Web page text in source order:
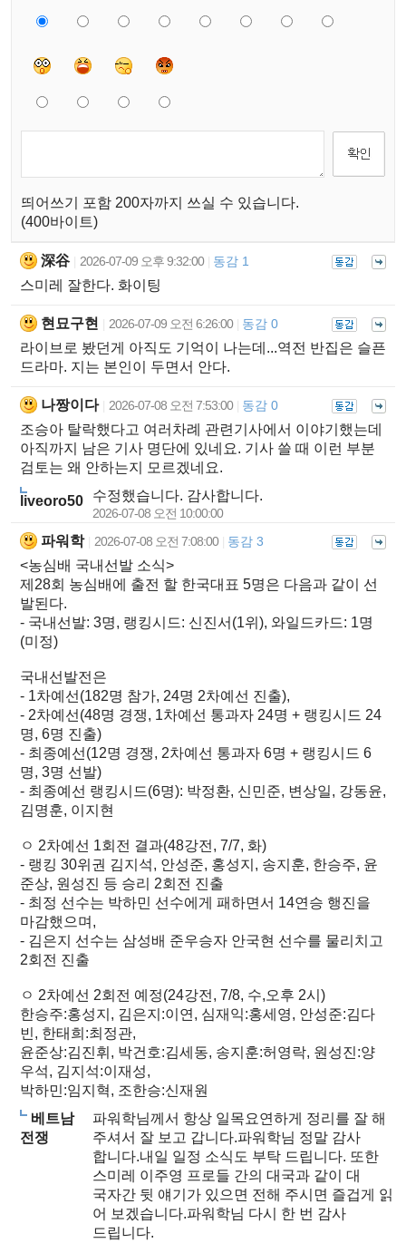
띄어쓰기 포함 200자까지 쓰실 수 있습니다.
(400바이트)
深谷 2026-07-09 오후 9:32:00 동감 1
스미레 잘한다. 화이팅
현묘구현 2026-07-09 오전 6:26:00 동감 0
라이브로 봤던게 아직도 기억이 나는데...역전 반집은 슬픈
드라마. 지는 본인이 두면서 안다.
나짱이다 2026-07-08 오전 7:53:00 동감 0
조승아 탈락했다고 여러차례 관련기사에서 이야기했는데
아직까지 남은 기사 명단에 있네요. 기사 쓸 때 이런 부분
검토는 왜 안하는지 모르겠네요.
liveoro50 수정했습니다. 감사합니다.
2026-07-08 오전 10:00:00
파워학 2026-07-08 오전 7:08:00 동감 3
<농심배 국내선발 소식>
제28회 농심배에 출전 할 한국대표 5명은 다음과 같이 선
발된다.
- 국내선발: 3명, 랭킹시드: 신진서(1위), 와일드카드: 1명
(미정)
국내선발전은
- 1차예선(182명 참가, 24명 2차예선 진출),
- 2차예선(48명 경쟁, 1차예선 통과자 24명 + 랭킹시드 24
명, 6명 진출)
- 최종예선(12명 경쟁, 2차예선 통과자 6명 + 랭킹시드 6
명, 3명 선발)
- 최종예선 랭킹시드(6명): 박정환, 신민준, 변상일, 강동윤,
김명훈, 이지현
ㅇ 2차예선 1회전 결과(48강전, 7/7, 화)
- 랭킹 30위권 김지석, 안성준, 홍성지, 송지훈, 한승주, 윤
준상, 원성진 등 승리 2회전 진출
- 최정 선수는 박하민 선수에게 패하면서 14연승 행진을
마감했으며,
- 김은지 선수는 삼성배 준우승자 안국현 선수를 물리치고
2회전 진출
ㅇ 2차예선 2회전 예정(24강전, 7/8, 수,오후 2시)
한승주:홍성지, 김은지:이연, 심재익:홍세영, 안성준:김다
빈, 한태희:최정관,
윤준상:김진휘, 박건호:김세동, 송지훈:허영락, 원성진:양
우석, 김지석:이재성,
박하민:임지혁, 조한승:신재원
베트남
전쟁
파워학님께서 항상 일목요연하게 정리를 잘 해
주셔서 잘 보고 갑니다.파워학님 정말 감사
합니다.내일 일정 소식도 부탁 드립니다. 또한
스미레 이주영 프로들 간의 대국과 같이 대
국자간 뒷 얘기가 있으면 전해 주시면 즐겁게 읽
어 보겠습니다.파워학님 다시 한 번 감사
드립니다.